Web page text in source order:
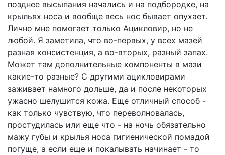
позднее высыпания начались и на подбородке, на
крыльях носа и вообще весь нос бывает опухает.
Лично мне помогает только Ацикловир, но не
любой. Я заметила, что во-первых, у всех мазей
разная консистенция, а во-вторых, разный запах.
Может там дополнительные компоненты в мази
какие-то разные? С другими ацикловирами
заживает намного дольше, да и после некоторых
ужасно шелушится кожа. Еще отличный способ -
как только чувствую, что переволновалась,
простудилась или еще что - на ночь обязательно
мажу губы и крылья носа гигиенической помадой
погуще, а если еще и покалывать начинает - то